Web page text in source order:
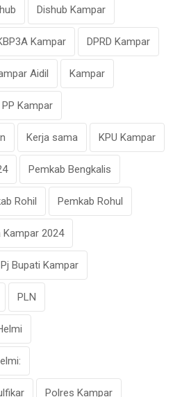
Dishub Kampar
Kampar DPRD Kampar
Aidil Kampar
Kampar
Kerja sama KPU Kampar
Pemkab Bengkalis
Rohil Pemkab Rohul
Kampar 2024
Pj Bupati Kampar
PLN
Polres Kampar